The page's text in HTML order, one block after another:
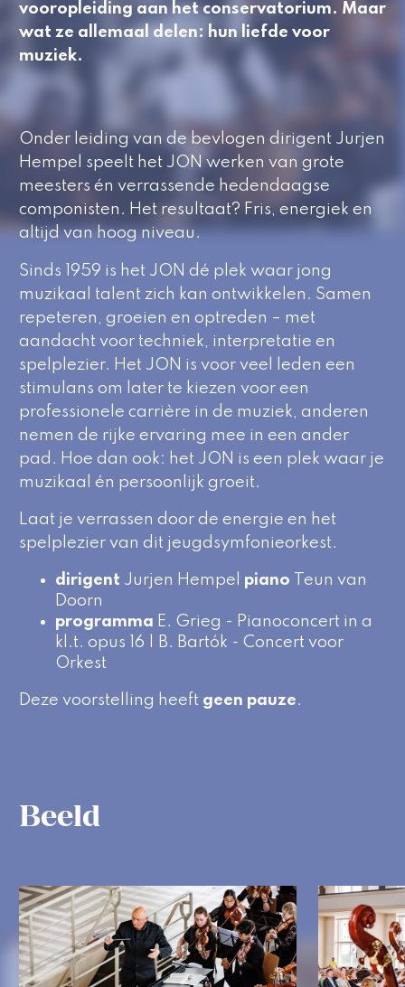
vooropleiding aan het conservatorium. Maar
wat ze allemaal delen: hun liefde voor
muziek.
Onder leiding van de bevlogen dirigent Jurjen
Hempel speelt het JON werken van grote
meesters én verrassende hedendaagse
componisten. Het resultaat? Fris, energiek en
altijd van hoog niveau.
Sinds 1959 is het JON dé plek waar jong
muzikaal talent zich kan ontwikkelen. Samen
repeteren, groeien en optreden – met
aandacht voor techniek, interpretatie en
spelplezier. Het JON is voor veel leden een
stimulans om later te kiezen voor een
professionele carrière in de muziek, anderen
nemen de rijke ervaring mee in een ander
pad. Hoe dan ook: het JON is een plek waar je
muzikaal én persoonlijk groeit.
Laat je verrassen door de energie en het
spelplezier van dit jeugdsymfonieorkest.
dirigent Jurjen Hempel piano
Teun van
Doorn
programma E. Grieg - Pianoconcert in a
kl.t. opus 16 | B. Bartók - Concert voor
Orkest
Deze voorstelling heeft geen pauze.
Beeld